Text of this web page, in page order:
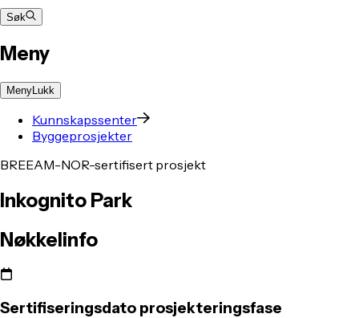
Søk
Meny
MenyLukk
Kunnskapssenter
Byggeprosjekter
BREEAM-NOR-sertifisert prosjekt
Inkognito Park
Nøkkelinfo
Sertifiseringsdato prosjekteringsfase